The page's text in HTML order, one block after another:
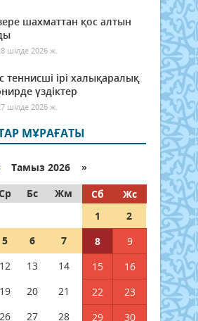
шахматтан қос алтын
шілде 2026 ж.
теннисші ірі халықаралық
үздіктер
шілде 2026 ж.
МҰРАҒАТЫ
Тамыз 2026 »
Бс Жм Сб
Жс
1
2
5 6 7 8
9
12 13 14 15
16
19 20 21 22
23
26 27 28 29 30